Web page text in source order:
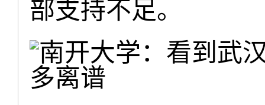
部支持不足。